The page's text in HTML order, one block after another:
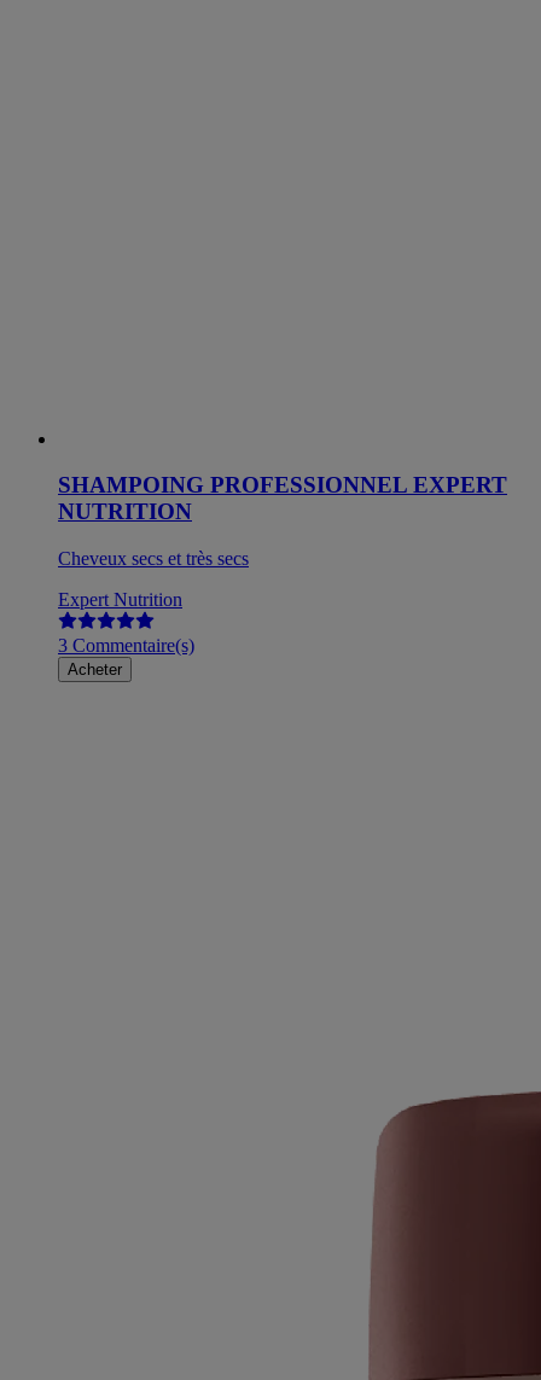
SHAMPOING PROFESSIONNEL EXPERT
NUTRITION
Cheveux secs et très secs
Expert Nutrition
3 Commentaire(s)
Acheter